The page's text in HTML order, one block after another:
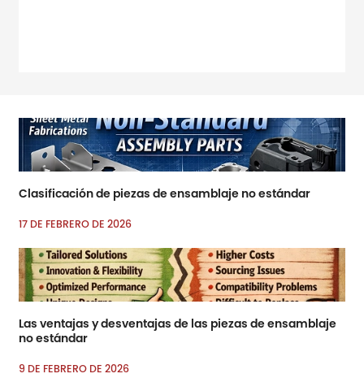
Clasificación de piezas de ensamblaje no estándar
17 DE FEBRERO DE 2026
Las ventajas y desventajas de las piezas de ensamblaje
no estándar
9 DE FEBRERO DE 2026